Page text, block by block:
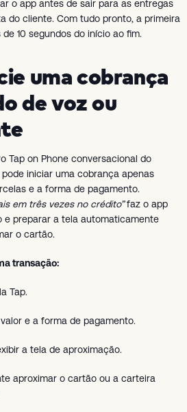
o app antes de sair para as entregas
do cliente. Com tudo pronto, a primeira
10 segundos do início ao fim.
uma cobrança
de voz ou
Tap on Phone conversacional do
iniciar uma cobrança apenas
e a forma de pagamento.
em três vezes no crédito”faz o app
e preparar a tela automaticamente
o cartão.
transação:
Tap.
e a forma de pagamento.
a tela de aproximação.
aproximar o cartão ou a carteira